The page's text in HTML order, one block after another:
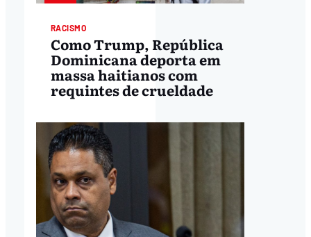
RACISMO
Como Trump, República
Dominicana deporta em
massa haitianos com
requintes de crueldade